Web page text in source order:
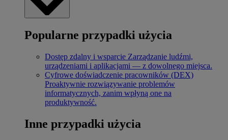
Popularne przypadki użycia
Dostęp zdalny i wsparcie Zarządzanie ludźmi,
urządzeniami i aplikacjami — z dowolnego miejsca.
Cyfrowe doświadczenie pracowników (DEX)
Proaktywnie rozwiązywanie problemów
informatycznych, zanim wpłyną one na
produktywność.
Inne przypadki użycia